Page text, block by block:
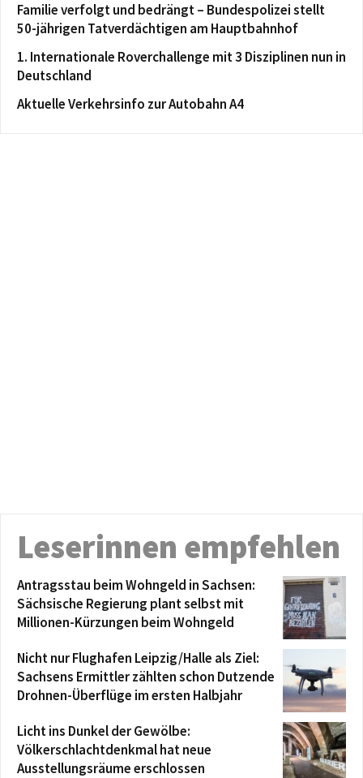
Familie verfolgt und bedrängt – Bundespolizei stellt
50-jährigen Tatverdächtigen am Hauptbahnhof
1. Internationale Roverchallenge mit 3 Disziplinen nun in
Deutschland
Aktuelle Verkehrsinfo zur Autobahn A4
Leserinnen empfehlen
Antragsstau beim Wohngeld in Sachsen:
Sächsische Regierung plant selbst mit
Millionen-Kürzungen beim Wohngeld
Nicht nur Flughafen Leipzig/Halle als Ziel:
Sachsens Ermittler zählten schon Dutzende
Drohnen-Überflüge im ersten Halbjahr
Licht ins Dunkel der Gewölbe:
Völkerschlachtdenkmal hat neue
Ausstellungsräume erschlossen